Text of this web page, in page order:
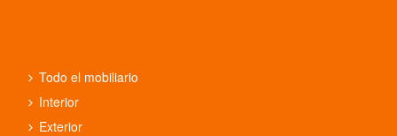
Todo el mobiliario
Interior
Exterior